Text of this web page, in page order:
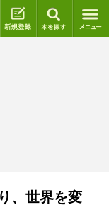
ログイン 新規登録
、世界を変